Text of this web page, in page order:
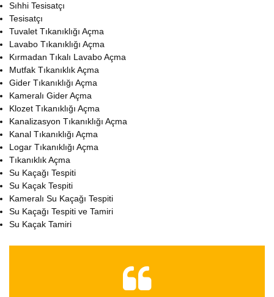
Sıhhi Tesisatçı
Tesisatçı
Tuvalet Tıkanıklığı Açma
Lavabo Tıkanıklığı Açma
Kırmadan Tıkalı Lavabo Açma
Mutfak Tıkanıklık Açma
Gider Tıkanıklığı Açma
Kameralı Gider Açma
Klozet Tıkanıklığı Açma
Kanalizasyon Tıkanıklığı Açma
Kanal Tıkanıklığı Açma
Logar Tıkanıklığı Açma
Tıkanıklık Açma
Su Kaçağı Tespiti
Su Kaçak Tespiti
Kameralı Su Kaçağı Tespiti
Su Kaçağı Tespiti ve Tamiri
Su Kaçak Tamiri